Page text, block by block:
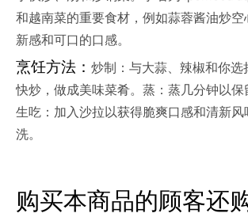
和越南菜的重要食材，例如蒜蓉酱油炒
新感和可口的口感。
烹饪方法： 炒制：与大蒜、辣椒和你选
快炒，做成美味菜肴。蒸：蒸几分钟以保
生吃：加入沙拉以获得脆爽口感和清新风
洗。
购买本商品的顾客还